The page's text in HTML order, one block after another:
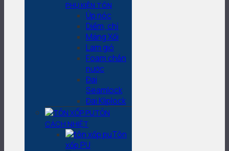
PHỤ KIỆN TÔN
Úp nóc
Diềm, chỉ
Máng Xối
Lam gió
Foam chắn
nước
Đai
Seamlock
Đai Kliplock
TÔN
CÁCH NHIỆT
Tôn
xốp PU